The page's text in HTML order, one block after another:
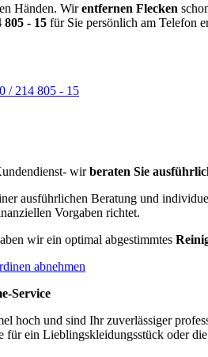
Händen. Wirentfernen Flecken
805 - 15 für Sie persönlich am Telefon
/ 214 805 - 15
wirberaten Sie
ausführlichen Beratung und
Vorgaben richtet.
wir ein optimal abgestimmtes
Service
hoch und sind Ihr zuverlässiger
für ein Lieblingskleidungsstück oder die